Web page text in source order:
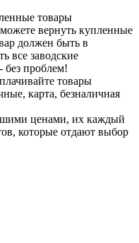
товары
вернуть купленные
должен быть в
все заводские
без проблем!
товары
карта, безналичная
ценами, их каждый
которые отдают выбор